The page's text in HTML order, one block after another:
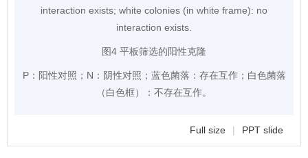
interaction exists; white colonies (in white frame): no
interaction exists.
图4 平板筛选的阳性克隆
P：阳性对照；N：阴性对照；蓝色菌落：存在互作；白色菌落
（白色框）：不存在互作。
Full size | PPT slide